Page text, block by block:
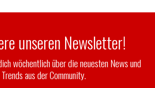
unseren Newsletter!
wöchentlich über die neuesten News und
Trends aus der Community.